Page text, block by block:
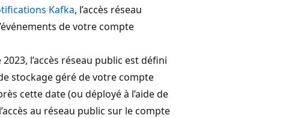
Kafka, l’accès réseau
de votre compte
l’accès réseau public est défini
stockage géré de votre compte
cette date (ou déployé à l’aide de
au réseau public sur le compte